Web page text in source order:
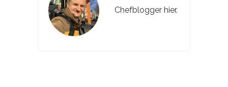
Chefblogger hier.